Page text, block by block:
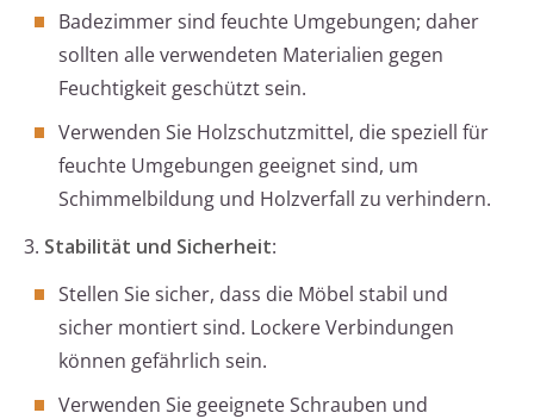
Badezimmer sind feuchte Umgebungen; daher
sollten alle verwendeten Materialien gegen
Feuchtigkeit geschützt sein.
Verwenden Sie Holzschutzmittel, die speziell für
feuchte Umgebungen geeignet sind, um
Schimmelbildung und Holzverfall zu verhindern.
3. Stabilität und Sicherheit:
Stellen Sie sicher, dass die Möbel stabil und
sicher montiert sind. Lockere Verbindungen
können gefährlich sein.
Verwenden Sie geeignete Schrauben und